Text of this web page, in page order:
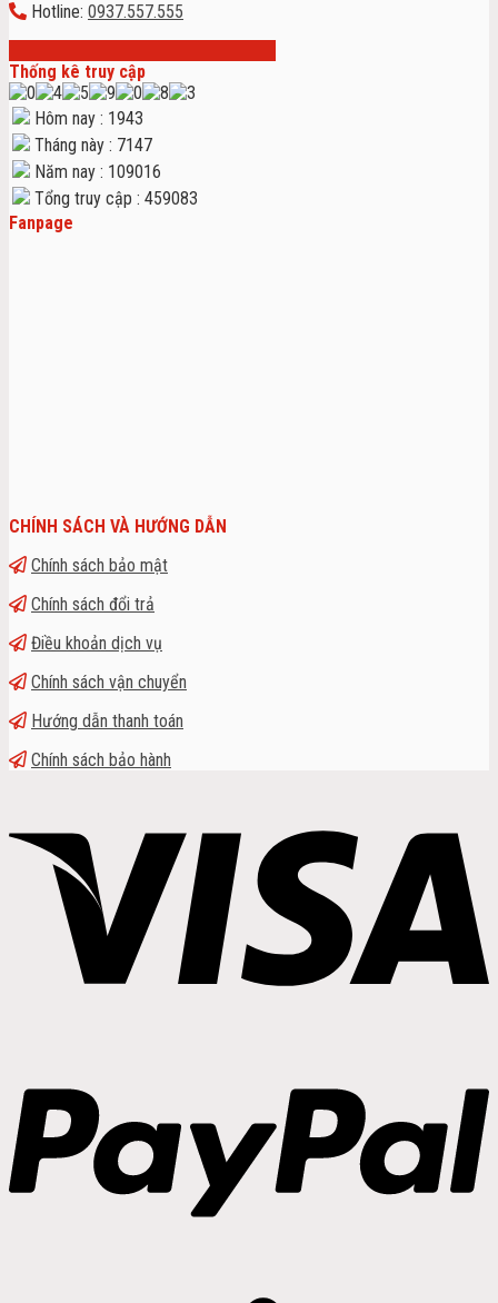
Hotline: 0937.557.555
Thống kê truy cập
Hôm nay : 1943
Tháng này : 7147
Năm nay : 109016
Tổng truy cập : 459083
Fanpage
CHÍNH SÁCH VÀ HƯỚNG DẪN
Chính sách bảo mật
Chính sách đổi trả
Điều khoản dịch vụ
Chính sách vận chuyển
Hướng dẫn thanh toán
Chính sách bảo hành